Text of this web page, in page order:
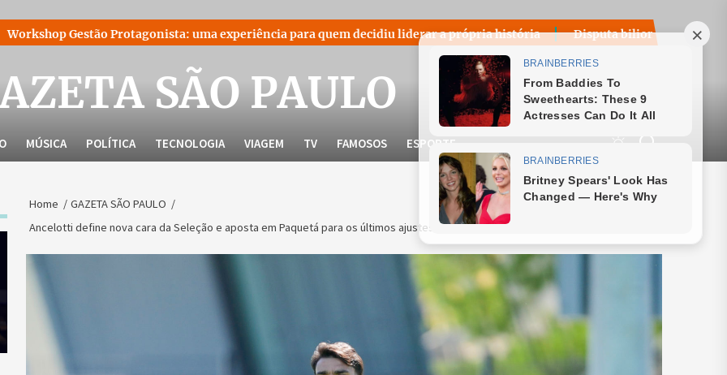
Protagonista: uma experiência para quem decidiu liderar a própria história Disputa bilionária sobre royalties do
SÃO PAULO
MÚSICA POLÍTICA TECNOLOGIA VIAGEM TV FAMOSOS ESPORTE
Home
GAZETA SÃO PAULO
Ancelotti define nova cara da Seleção e aposta em Paquetá para os últimos ajustes antes da Copa